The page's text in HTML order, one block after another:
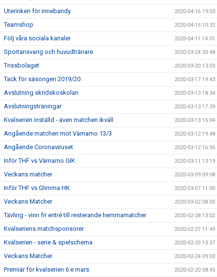
Uterinken för innebandy 2020-04-16 19:03
Teamshop 2020-04-15 10:32
Följ våra sociala kanaler 2020-04-11 14:01
Sportansvarig och huvudtränare 2020-03-24 20:48
Trissbolaget 2020-03-20 13:03
Tack för säsongen 2019/20 2020-03-17 19:43
Avslutning skridskoskolan 2020-03-13 18:34
Avslutningsträningar 2020-03-13 17:39
Kvalserien inställd - även matchen ikväll 2020-03-13 15:04
Angående matchen mot Värnamo 13/3 2020-03-12 19:48
Angående Coronaviruset 2020-03-12 16:56
Inför THF vs Värnamo GIK 2020-03-11 13:19
Veckans matcher 2020-03-09 09:08
Inför THF vs Glimma HK 2020-03-07 11:00
Veckans Matcher 2020-03-02 08:00
Tävling - vinn fri entré till resterande hemmamatcher 2020-02-28 13:02
Kvalseriens matchsponsorer 2020-02-27 11:49
Kvalserien - serie & spelschema 2020-02-25 13:37
Veckans Matcher 2020-02-24 09:03
Premiär för kvalserien 6:e mars 2020-02-20 08:45